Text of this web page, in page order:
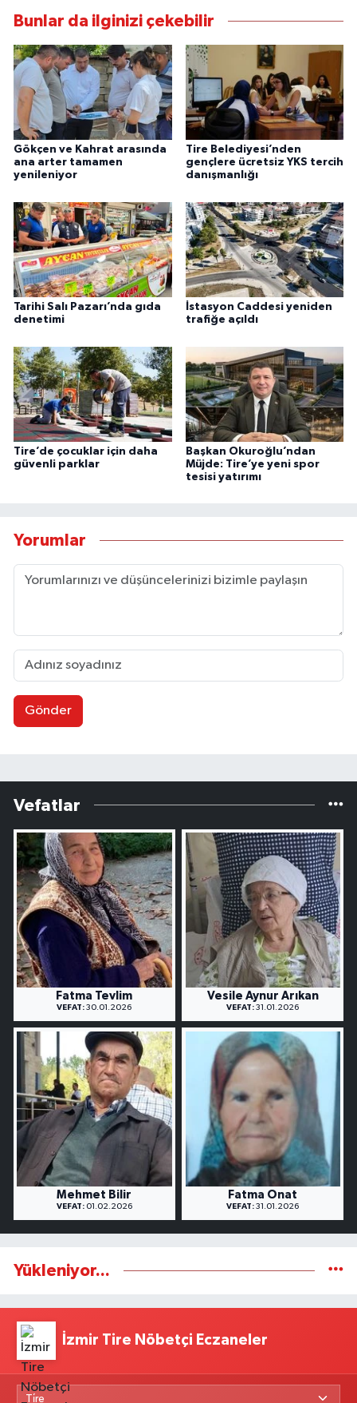
Bunlar da ilginizi çekebilir
Gökçen ve Kahrat arasında
ana arter tamamen
yenileniyor
Tire Belediyesi’nden
gençlere ücretsiz YKS tercih
danışmanlığı
Tarihi Salı Pazarı’nda gıda
denetimi
İstasyon Caddesi yeniden
trafiğe açıldı
Tire’de çocuklar için daha
güvenli parklar
Başkan Okuroğlu’ndan
Müjde: Tire’ye yeni spor
tesisi yatırımı
Yorumlar
Gönder
Vefatlar
Fatma Tevlim
VEFAT: 30.01.2026
Vesile Aynur Arıkan
VEFAT: 31.01.2026
Mehmet Bilir
VEFAT:01.02.2026
Fatma Onat
VEFAT: 31.01.2026
Yükleniyor...
İzmir Tire Nöbetçi Eczaneler